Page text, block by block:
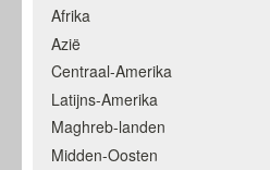
Afrika
Azië
Centraal-Amerika
Latijns-Amerika
Maghreb-landen
Midden-Oosten